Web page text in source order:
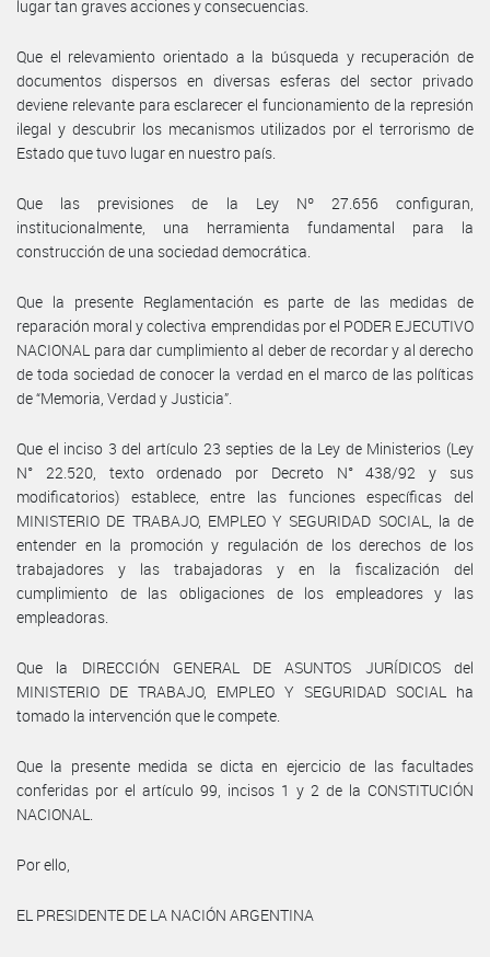
lugar tan graves acciones y consecuencias.
Que el relevamiento orientado a la búsqueda y recuperación de
documentos dispersos en diversas esferas del sector privado
deviene relevante para esclarecer el funcionamiento de la represión
ilegal y descubrir los mecanismos utilizados por el terrorismo de
Estado que tuvo lugar en nuestro país.
Que las previsiones de la Ley Nº 27.656 configuran,
institucionalmente, una herramienta fundamental para la
construcción de una sociedad democrática.
Que la presente Reglamentación es parte de las medidas de
reparación moral y colectiva emprendidas por el PODER EJECUTIVO
NACIONAL para dar cumplimiento al deber de recordar y al derecho
de toda sociedad de conocer la verdad en el marco de las políticas
de “Memoria, Verdad y Justicia”.
Que el inciso 3 del artículo 23 septies de la Ley de Ministerios (Ley
N° 22.520, texto ordenado por Decreto N° 438/92 y sus
modificatorios) establece, entre las funciones específicas del
MINISTERIO DE TRABAJO, EMPLEO Y SEGURIDAD SOCIAL, la de
entender en la promoción y regulación de los derechos de los
trabajadores y las trabajadoras y en la fiscalización del
cumplimiento de las obligaciones de los empleadores y las
empleadoras.
Que la DIRECCIÓN GENERAL DE ASUNTOS JURÍDICOS del
MINISTERIO DE TRABAJO, EMPLEO Y SEGURIDAD SOCIAL ha
tomado la intervención que le compete.
Que la presente medida se dicta en ejercicio de las facultades
conferidas por el artículo 99, incisos 1 y 2 de la CONSTITUCIÓN
NACIONAL.
Por ello,
EL PRESIDENTE DE LA NACIÓN ARGENTINA